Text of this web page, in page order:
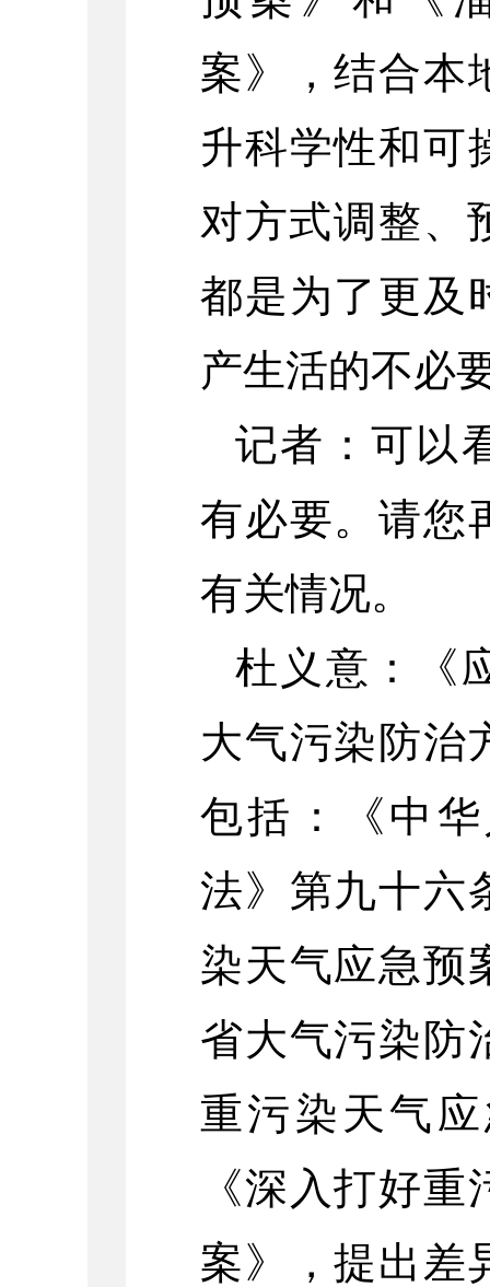
案》，结合本
升科学性和可
对方式调整、
都是为了更及
产生活的不必
记者：可以
有必要。请您
有关情况。
杜义意：《
大气污染防治
包括：《中
法》第九十六
染天气应急预
省大气污染防
重污染天气
《深入打好
案》，提出差